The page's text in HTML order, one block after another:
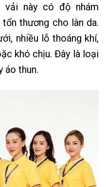
vải này có độ nhám
thương cho làn da.
nhiều lỗ thoáng khí,
khó chịu. Đây là loại
áo thun.